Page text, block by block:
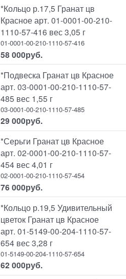
*Кольцо р.17,5 Гранат цв
Красное арт. 01-0001-00-210-
1110-57-416 вес 3,05 г
01-0001-00-210-1110-57-416
58 000руб.
*Подвеска Гранат цв Красное
арт. 03-0001-00-210-1110-57-
485 вес 1,55 г
03-0001-00-210-1110-57-485
29 000руб.
*Серьги Гранат цв Красное
арт. 02-0001-00-210-1110-57-
454 вес 4,01 г
02-0001-00-210-1110-57-454
76 000руб.
*Кольцо р.19,5 Удивительный
цветок Гранат цв Красное
арт. 01-5149-00-204-1110-57-
654 вес 3,28 г
01-5149-00-204-1110-57-654
62 000руб.